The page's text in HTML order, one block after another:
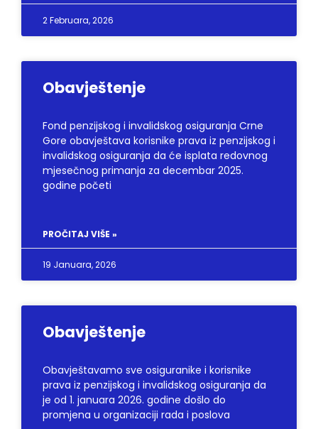
2 Februara, 2026
Obavještenje
Fond penzijskog i invalidskog osiguranja Crne
Gore obavještava korisnike prava iz penzijskog i
invalidskog osiguranja da će isplata redovnog
mjesečnog primanja za decembar 2025.
godine početi
PROČITAJ VIŠE »
19 Januara, 2026
Obavještenje
Obavještavamo sve osiguranike i korisnike
prava iz penzijskog i invalidskog osiguranja da
je od 1. januara 2026. godine došlo do
promjena u organizaciji rada i poslova